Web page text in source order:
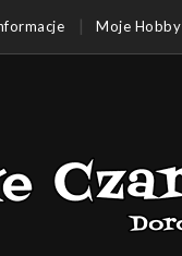
Moje Hobby